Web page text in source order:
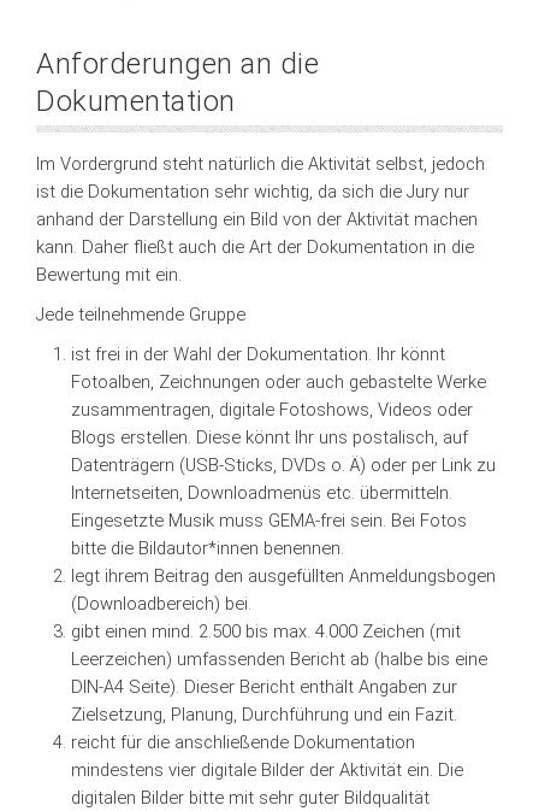
Anforderungen an die
Dokumentation
Im Vordergrund steht natürlich die Aktivität selbst, jedoch
ist die Dokumentation sehr wichtig, da sich die Jury nur
anhand der Darstellung ein Bild von der Aktivität machen
kann. Daher fließt auch die Art der Dokumentation in die
Bewertung mit ein.
Jede teilnehmende Gruppe
ist frei in der Wahl der Dokumentation. Ihr könnt
Fotoalben, Zeichnungen oder auch gebastelte Werke
zusammentragen, digitale Fotoshows, Videos oder
Blogs erstellen. Diese könnt Ihr uns postalisch, auf
Datenträgern (USB-Sticks, DVDs o. Ä) oder per Link zu
Internetseiten, Downloadmenüs etc. übermitteln.
Eingesetzte Musik muss GEMA-frei sein. Bei Fotos
bitte die Bildautor*innen benennen.
legt ihrem Beitrag den ausgefüllten Anmeldungsbogen
(Downloadbereich) bei.
gibt einen mind. 2.500 bis max. 4.000 Zeichen (mit
Leerzeichen) umfassenden Bericht ab (halbe bis eine
DIN-A4 Seite). Dieser Bericht enthält Angaben zur
Zielsetzung, Planung, Durchführung und ein Fazit.
reicht für die anschließende Dokumentation
mindestens vier digitale Bilder der Aktivität ein. Die
digitalen Bilder bitte mit sehr guter Bildqualität